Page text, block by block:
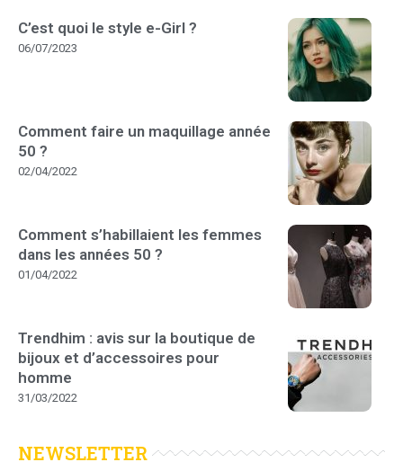
C’est quoi le style e-Girl ?
06/07/2023
Comment faire un maquillage année
50 ?
02/04/2022
Comment s’habillaient les femmes
dans les années 50 ?
01/04/2022
Trendhim : avis sur la boutique de
bijoux et d’accessoires pour
homme
31/03/2022
NEWSLETTER